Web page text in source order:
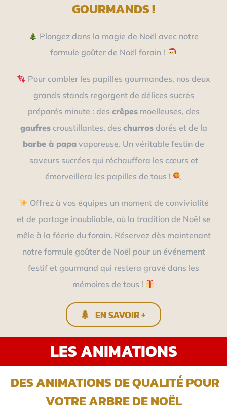
GOURMANDS !
Plongez dans la magie de Noël avec notre
formule goûter de Noël forain !
Pour combler les papilles gourmandes, nos deux
grands stands regorgent de délices sucrés
préparés minute : des crêpesmoelleuses, des
gaufrescroustillantes, des churrosdorés et de la
barbe à papa vaporeuse. Un véritable festin de
saveurs sucrées qui réchauffera les cœurs et
émerveillera les papilles de tous !
Offrez à vos équipes un moment de convivialité
et de partage inoubliable, où la tradition de Noël se
mêle à la féerie du forain. Réservez dès maintenant
notre formule goûter de Noël pour un événement
festif et gourmand qui restera gravé dans les
mémoires de tous !
EN SAVOIR +
LES ANIMATIONS
DES ANIMATIONS DE QUALITÉ POUR
VOTRE ARBRE DE NOËL